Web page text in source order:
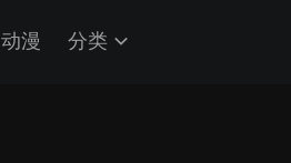
动漫 分类